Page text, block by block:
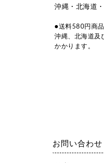
沖縄・北海道
●送料580円商品
沖縄、北海道及
かかります。
お問い合わせ